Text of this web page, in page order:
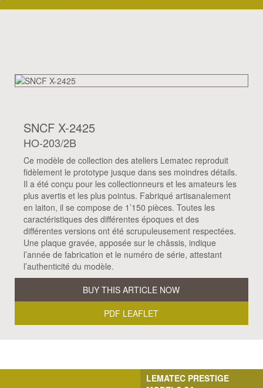
SNCF X-2425
HO-203/2B
Ce modèle de collection des ateliers Lematec reproduit
fidèlement le prototype jusque dans ses moindres détails.
Il a été conçu pour les collectionneurs et les amateurs les
plus avertis et les plus pointus. Fabriqué artisanalement
en laiton, il se compose de 1’150 pièces. Toutes les
caractéristiques des différentes époques et des
différentes versions ont été scrupuleusement respectées.
Une plaque gravée, apposée sur le châssis, indique
l’année de fabrication et le numéro de série, attestant
l’authenticité du modèle.
BUY THIS ARTICLE NOW
PDF LEAFLET
LEMATEC PRESTIGE